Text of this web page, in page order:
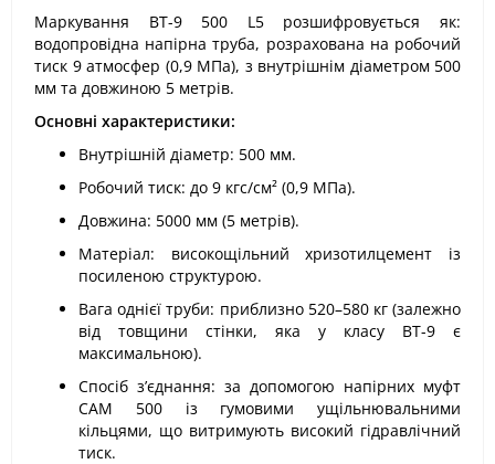
Маркування ВТ-9 500 L5 розшифровується як:
водопровідна напірна труба, розрахована на робочий
тиск 9 атмосфер (0,9 МПа), з внутрішнім діаметром 500
мм та довжиною 5 метрів.
Основні характеристики:
Внутрішній діаметр: 500 мм.
Робочий тиск: до 9 кгс/см² (0,9 МПа).
Довжина: 5000 мм (5 метрів).
Матеріал: високощільний хризотилцемент із
посиленою структурою.
Вага однієї труби: приблизно 520–580 кг (залежно
від товщини стінки, яка у класу ВТ-9 є
максимальною).
Спосіб з’єднання: за допомогою напірних муфт
САМ 500 із гумовими ущільнювальними
кільцями, що витримують високий гідравлічний
тиск.